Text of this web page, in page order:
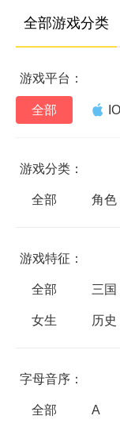
全部游戏分类
游戏平台：
全部
游戏分类：
全部 角色
游戏特征：
全部 三国
女生 历史
字母音序：
全部 A